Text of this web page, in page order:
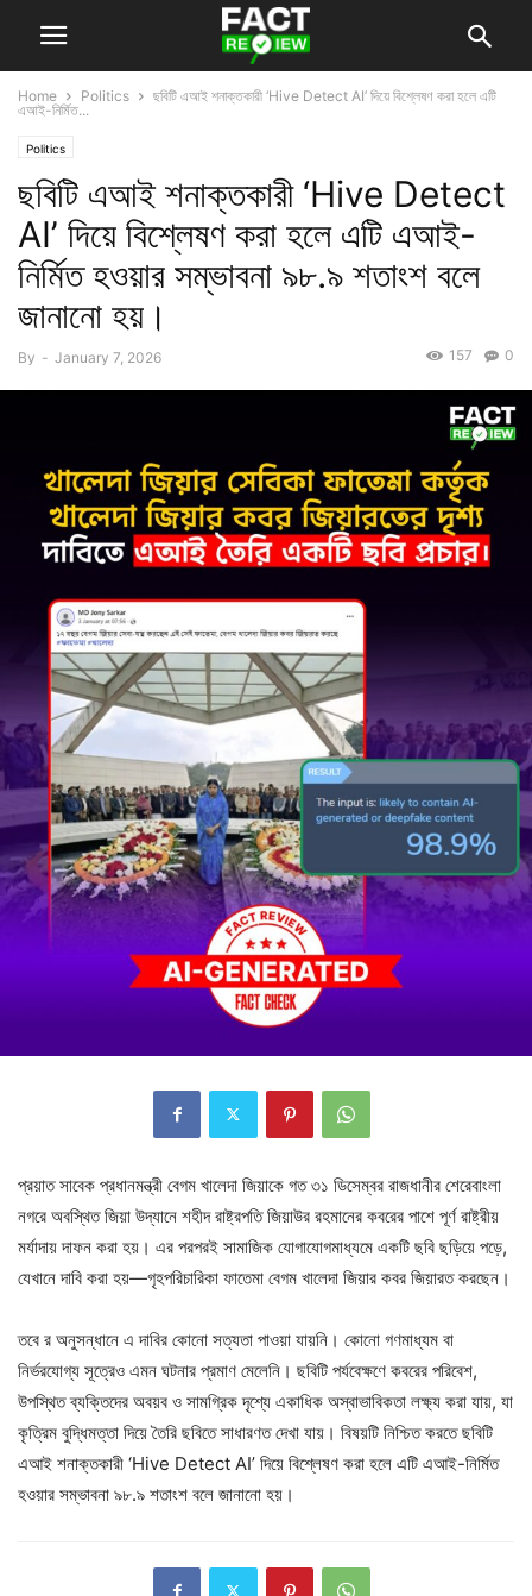
Home Politics
ছবিটি এআই শনাক্তকারী ‘Hive Detect AI’ দিয়ে বিশ্লেষণ করা হলে এটি
এআই-নির্মিত...
Politics
ছবিটি এআই শনাক্তকারী ‘Hive Detect
AI’ দিয়ে বিশ্লেষণ করা হলে এটি এআই-
নির্মিত হওয়ার সম্ভাবনা ৯৮.৯ শতাংশ বলে
জানানো হয়।
By - January 7, 2026 0
157
প্রয়াত সাবেক প্রধানমন্ত্রী বেগম খালেদা জিয়াকে গত ৩১ ডিসেম্বর রাজধানীর শেরেবাংলা
নগরে অবস্থিত জিয়া উদ্যানে শহীদ রাষ্ট্রপতি জিয়াউর রহমানের কবরের পাশে পূর্ণ রাষ্ট্রীয়
মর্যাদায় দাফন করা হয়। এর পরপরই সামাজিক যোগাযোগমাধ্যমে একটি ছবি ছড়িয়ে পড়ে,
যেখানে দাবি করা হয়—গৃহপরিচারিকা ফাতেমা বেগম খালেদা জিয়ার কবর জিয়ারত করছেন।
তবে র অনুসন্ধানে এ দাবির কোনো সত্যতা পাওয়া যায়নি। কোনো গণমাধ্যম বা
নির্ভরযোগ্য সূত্রেও এমন ঘটনার প্রমাণ মেলেনি। ছবিটি পর্যবেক্ষণে কবরের পরিবেশ,
উপস্থিত ব্যক্তিদের অবয়ব ও সামগ্রিক দৃশ্যে একাধিক অস্বাভাবিকতা লক্ষ্য করা যায়, যা
কৃত্রিম বুদ্ধিমত্তা দিয়ে তৈরি ছবিতে সাধারণত দেখা যায়। বিষয়টি নিশ্চিত করতে ছবিটি
এআই শনাক্তকারী ‘Hive Detect AI’ দিয়ে বিশ্লেষণ করা হলে এটি এআই-নির্মিত
হওয়ার সম্ভাবনা ৯৮.৯ শতাংশ বলে জানানো হয়।